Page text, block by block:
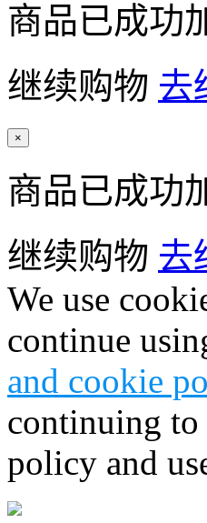
商品已成功
继续购物 去
×
商品已成功
继续购物 去
We use
continue
and cookie
continuing to
policy and